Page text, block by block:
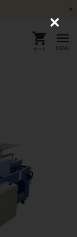
カート MENU
C
o
s